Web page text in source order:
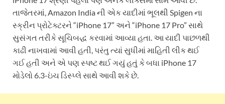
તાજેતરમાં, Amazon India ની એક યાદીમાં ભૂલથી Spigen ના
સ્ક્રીન પ્રોટેક્ટરને “iPhone 17” અને “iPhone 17 Pro” સાથે
સુસંગત તરીકે સૂચિબદ્ધ કરવામાં આવ્યા હતા. આ યાદી પાછળથી
કાઢી નાખવામાં આવી હતી, પરંતુ ત્યાં સુધીમાં માહિતી લીક થઈ
ગઈ હતી અને એ પણ સ્પષ્ટ થઈ ગયું હતું કે બધા iPhone 17
મોડેલો 6.3-ઇંચ ડિસ્પ્લે સાથે આવી શકે છે.